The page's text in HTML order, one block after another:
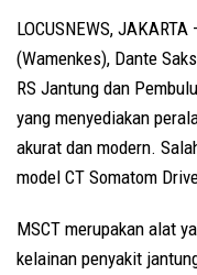
LOCUSNEWS,
(Wamenkes), Dante
RS Jantung dan
yang menyediakan
akurat dan modern.
model CT Somatom
MSCT merupakan alat
kelainan penyakit